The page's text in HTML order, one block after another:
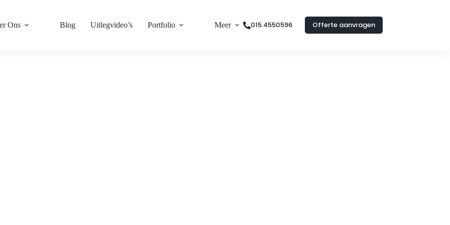
Ons Blog Uitlegvideo’s Portfolio Meer 015 4550596 Offerte aanvragen